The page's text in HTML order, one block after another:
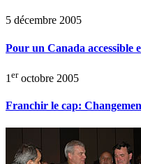
5 décembre 2005
Pour un Canada accessible
1 eroctobre 2005
Franchir le cap: